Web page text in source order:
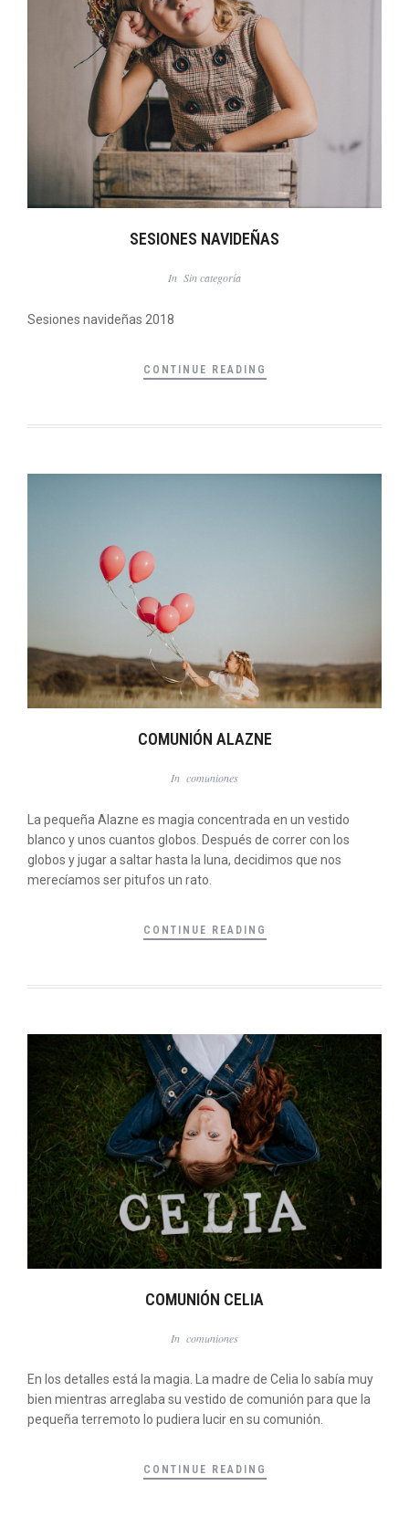
SESIONES NAVIDEÑAS
In Sin categoría
Sesiones navideñas 2018
CONTINUE READING
COMUNIÓN ALAZNE
In comuniones
La pequeña Alazne es magia concentrada en un vestido
blanco y unos cuantos globos. Después de correr con los
globos y jugar a saltar hasta la luna, decidimos que nos
merecíamos ser pitufos un rato.
CONTINUE READING
COMUNIÓN CELIA
In comuniones
En los detalles está la magia. La madre de Celia lo sabía muy
bien mientras arreglaba su vestido de comunión para que la
pequeña terremoto lo pudiera lucir en su comunión.
CONTINUE READING